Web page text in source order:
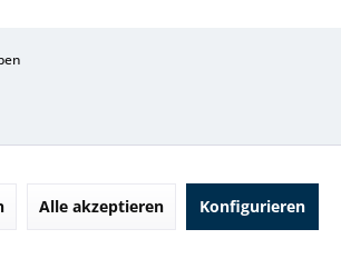
Alle akzeptieren Konfigurieren